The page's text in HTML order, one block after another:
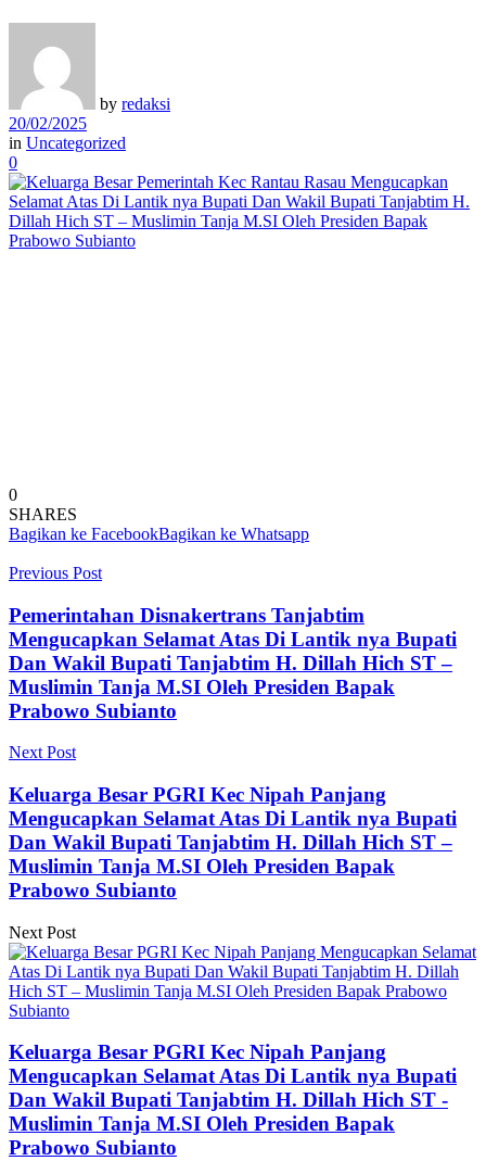
by redaksi
20/02/2025
in Uncategorized
0
0
SHARES
Bagikan ke FacebookBagikan ke Whatsapp
Previous Post
Pemerintahan Disnakertrans Tanjabtim
Mengucapkan Selamat Atas Di Lantik nya Bupati
Dan Wakil Bupati Tanjabtim H. Dillah Hich ST –
Muslimin Tanja M.SI Oleh Presiden Bapak
Prabowo Subianto
Next Post
Keluarga Besar PGRI Kec Nipah Panjang
Mengucapkan Selamat Atas Di Lantik nya Bupati
Dan Wakil Bupati Tanjabtim H. Dillah Hich ST –
Muslimin Tanja M.SI Oleh Presiden Bapak
Prabowo Subianto
Next Post
Keluarga Besar PGRI Kec Nipah Panjang
Mengucapkan Selamat Atas Di Lantik nya Bupati
Dan Wakil Bupati Tanjabtim H. Dillah Hich ST -
Muslimin Tanja M.SI Oleh Presiden Bapak
Prabowo Subianto